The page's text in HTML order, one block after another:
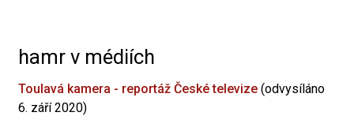
hamr v médiích
Toulavá kamera - reportáž České televize (odvysíláno
6. září 2020)